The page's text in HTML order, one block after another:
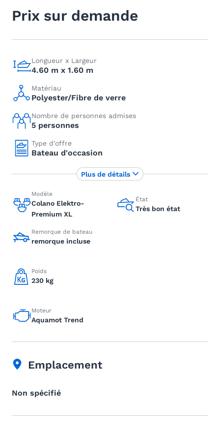
Prix sur demande
Longueur x Largeur
4.60 m x 1.60 m
Matériau
Polyester/Fibre de verre
Nombre de personnes admises
5 personnes
Type d'offre
Bateau d'occasion
Modèle
Colano Elektro-
Premium XL
État
Très bon état
Remorque de bateau
remorque incluse
Poids
230 kg
Moteur
Aquamot Trend
Plus de détails
Emplacement
Non spécifié